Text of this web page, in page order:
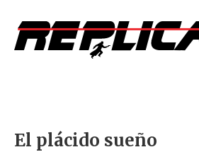
El plácido sueño